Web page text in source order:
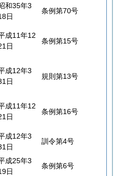
和35年3
日
条例第70号
成11年12
日
条例第15号
成12年3
日
規則第13号
成11年12
日
条例第16号
成12年3
日
訓令第4号
成25年3
日
条例第6号